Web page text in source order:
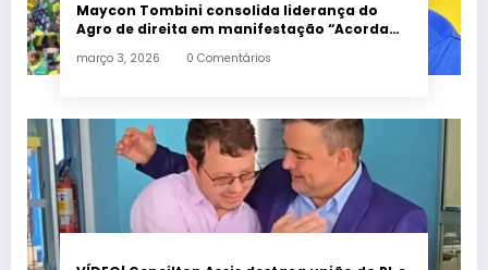
Maycon Tombini consolida liderança do
Agro de direita em manifestação “Acorda
março 3, 2026 0 Comentários